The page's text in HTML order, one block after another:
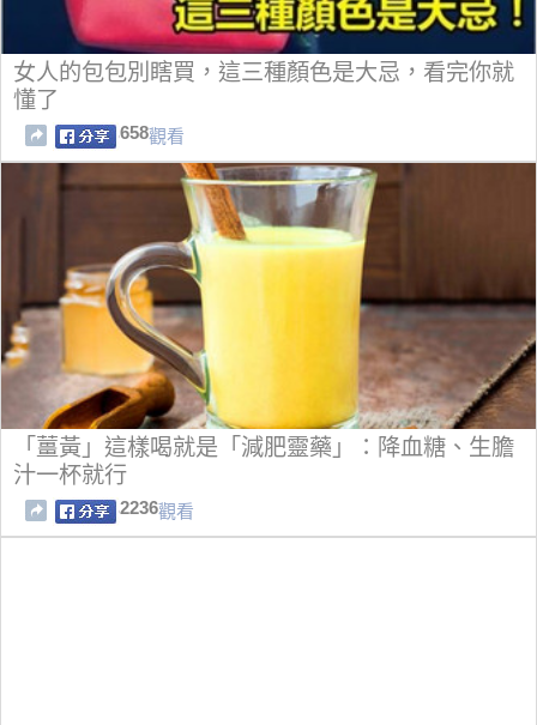
女人的包包別瞎買，這三種顏色是大忌，看完你就
懂了
658觀看
「薑黃」這樣喝就是「減肥靈藥」：降血糖、生膽
汁一杯就行
2236觀看